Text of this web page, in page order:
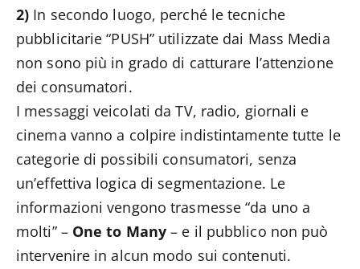
2) In secondo luogo, perché le tecniche
pubblicitarie “PUSH” utilizzate dai Mass Media
non sono più in grado di catturare l’attenzione
dei consumatori.
I messaggi veicolati da TV, radio, giornali e
cinema vanno a colpire indistintamente tutte le
categorie di possibili consumatori, senza
un’effettiva logica di segmentazione. Le
informazioni vengono trasmesse “da uno a
molti” – One to Many – e il pubblico non può
intervenire in alcun modo sui contenuti.